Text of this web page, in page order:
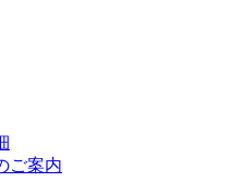
ご案内